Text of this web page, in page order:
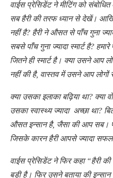
वाईस प्रेसिडेंट ने मीटिंग को
सब हैरी की तरफ ध्यान से देखें।
नहीं है? हैरी ने औसत से पाँच गुना
सबसे पाँच गुना ज्यादा स्मार्ट है?
जितने ही स्मार्ट है। क्या उसने आप
नहीं की है, वास्तव में उसने आप लोगों
क्या उसका इलाका बढ़िया था? क्या
उसका स्वास्थ्य ज्यादा अच्छा था?
औसत इन्सान है, जैसा की आप सब।
जिसके कारन हैरी आपसे ज्यादा सफल
वाईस प्रेसिडेंट ने फिर कहा “हैरी
बड़ी है। फिर उसने बताया की